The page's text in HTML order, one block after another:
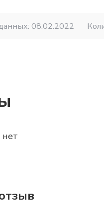
08.02.2022